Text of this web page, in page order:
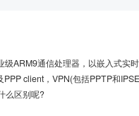
通信处理器，以嵌入式实
client，VPN(包括PPTP和
么区别呢?